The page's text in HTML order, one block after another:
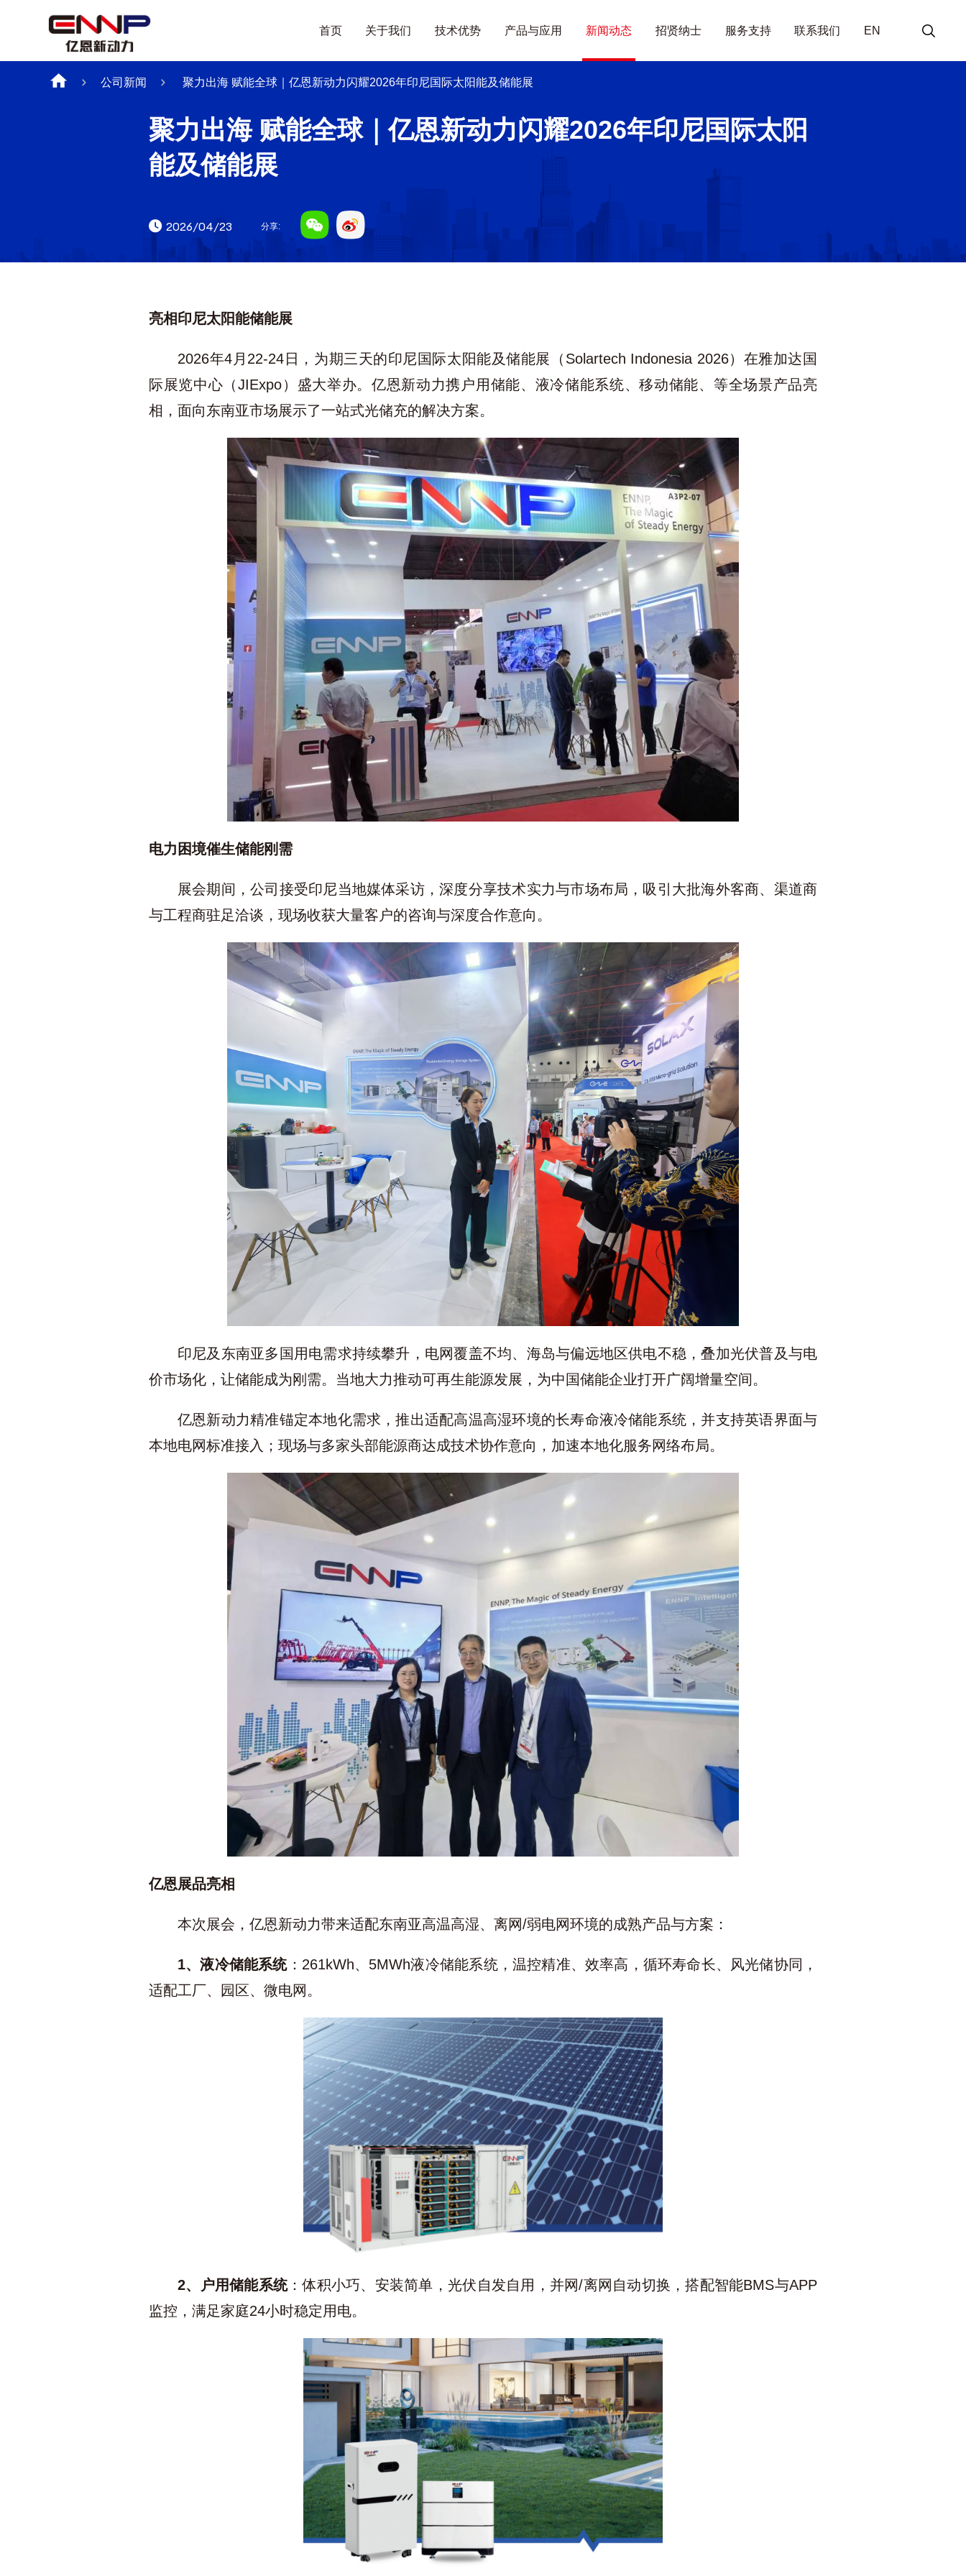
首页 关于我们 技术优势 产品与应用 新闻动态 招贤纳士 服务支持 联系我们 EN
公司新闻 聚力出海 赋能全球｜亿恩新动力闪耀2026年印尼国际太阳能及储能展
聚力出海 赋能全球｜亿恩新动力闪耀2026年印尼国际太阳
能及储能展
2026/04/23 分享:
亮相印尼太阳能储能展
2026年4月22-24日，为期三天的印尼国际太阳能及储能展（Solartech Indonesia 2026）在雅加达国
际展览中心（JIExpo）盛大举办。亿恩新动力携户用储能、液冷储能系统、移动储能、等全场景产品亮
相，面向东南亚市场展示了一站式光储充的解决方案。
电力困境催生储能刚需
展会期间，公司接受印尼当地媒体采访，深度分享技术实力与市场布局，吸引大批海外客商、渠道商
与工程商驻足洽谈，现场收获大量客户的咨询与深度合作意向。
印尼及东南亚多国用电需求持续攀升，电网覆盖不均、海岛与偏远地区供电不稳，叠加光伏普及与电
价市场化，让储能成为刚需。当地大力推动可再生能源发展，为中国储能企业打开广阔增量空间。
亿恩新动力精准锚定本地化需求，推出适配高温高湿环境的长寿命液冷储能系统，并支持英语界面与
本地电网标准接入；现场与多家头部能源商达成技术协作意向，加速本地化服务网络布局。
亿恩展品亮相
本次展会，亿恩新动力带来适配东南亚高温高湿、离网/弱电网环境的成熟产品与方案：
1、液冷储能系统：261kWh、5MWh液冷储能系统，温控精准、效率高，循环寿命长、风光储协同，
适配工厂、园区、微电网。
2、户用储能系统：体积小巧、安装简单，光伏自发自用，并网/离网自动切换，搭配智能BMS与APP
监控，满足家庭24小时稳定用电。